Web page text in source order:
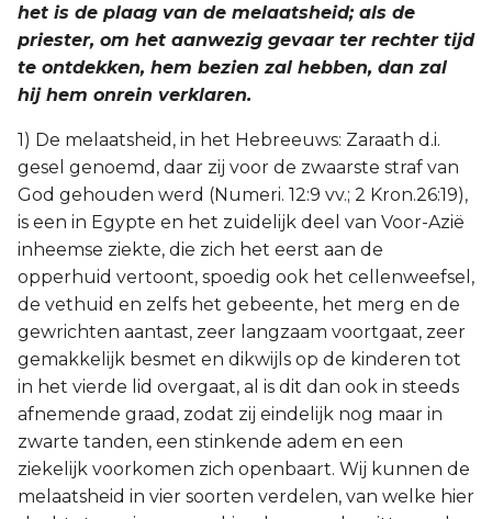
het is de plaag van de melaatsheid; als de
priester, om het aanwezig gevaar ter rechter tijd
te ontdekken, hem bezien zal hebben, dan zal
hij hem onrein verklaren.
1) De melaatsheid, in het Hebreeuws: Zaraath d.i.
gesel genoemd, daar zij voor de zwaarste straf van
God gehouden werd (Numeri. 12:9 vv.; 2 Kron.26:19),
is een in Egypte en het zuidelijk deel van Voor-Azië
inheemse ziekte, die zich het eerst aan de
opperhuid vertoont, spoedig ook het cellenweefsel,
de vethuid en zelfs het gebeente, het merg en de
gewrichten aantast, zeer langzaam voortgaat, zeer
gemakkelijk besmet en dikwijls op de kinderen tot
in het vierde lid overgaat, al is dit dan ook in steeds
afnemende graad, zodat zij eindelijk nog maar in
zwarte tanden, een stinkende adem en een
ziekelijk voorkomen zich openbaart. Wij kunnen de
melaatsheid in vier soorten verdelen, van welke hier